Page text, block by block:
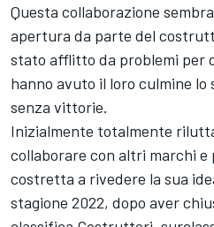
Questa collaborazione
apertura da parte del
stato afflitto da problemi per
hanno avuto il loro culmine
senza vittorie.
Inizialmente totalmente
collaborare con altri marchi
costretta a rivedere la sua
stagione 2022, dopo aver